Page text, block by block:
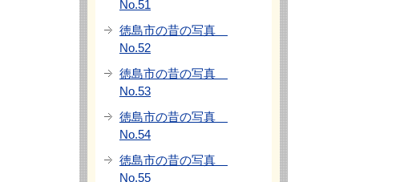
No.51
徳島市の昔の写真
No.52
徳島市の昔の写真
No.53
徳島市の昔の写真
No.54
徳島市の昔の写真
No.55